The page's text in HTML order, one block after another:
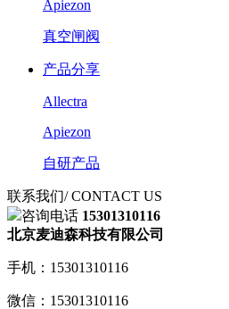
Apiezon
真空闸阀
产品分享
Allectra
Apiezon
自研产品
联系我们/ CONTACT US
咨询电话 15301310116
北京麦迪森科技有限公司
手机：15301310116
微信：15301310116